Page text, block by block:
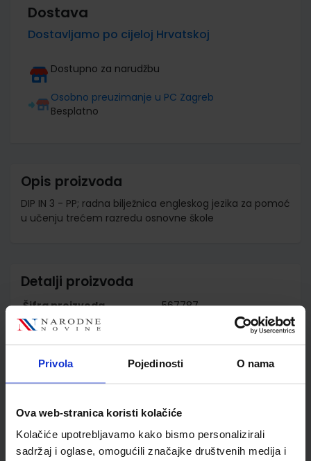
Privola Pojedinosti O nama
Ova web-stranica koristi kolačiće
Kolačiće upotrebljavamo kako bismo personalizirali
sadržaj i oglase, omogućili značajke društvenih medija i
Dostava
Dostavljamo po cijeloj Hrvatskoj
Dostupno za narudžbu
Osobno preuzimanje u PC Zagreb
Besplatno
Opis proizvoda
DIP IN 3 - PP; radna bilježnica engleskog jezika za pomoć
u učenju trećem razredu osnovne škole
Detalji proizvoda
Šifra proizvoda
567787
Jedinična mjera
Nakladnik
ŠKOLSKA KNJIGA d.d.
Autor
Grupa autora
Školski razred
Vrsta škole
1 OSNOVNA
Nastavni predmet
ENGLESKI JEZIK PP